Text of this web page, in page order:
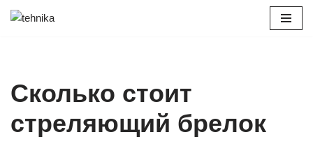
Сколько стоит
стреляющий брелок